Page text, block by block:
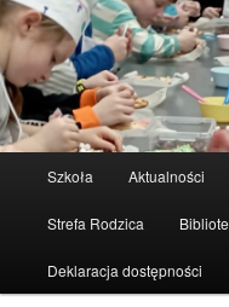
główne
Przeskocz
do
tekstu
Szkoła Aktualności
Strefa Rodzica
Deklaracja dostępności